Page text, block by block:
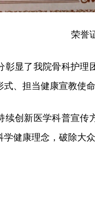
荣誉
彰显了我院骨科护理
、担当健康宣教使命
续创新医学科普宣传
健康理念，破除大